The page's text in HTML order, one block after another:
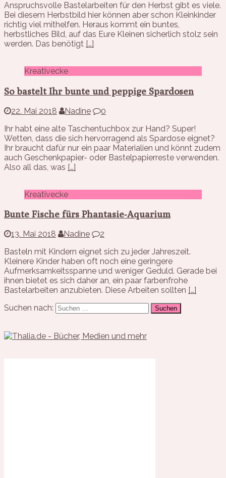
Anspruchsvolle Bastelarbeiten für den Herbst gibt es viele.
Bei diesem Herbstbild hier können aber schon Kleinkinder
richtig viel mithelfen. Heraus kommt ein buntes,
herbstliches Bild, auf das Eure Kleinen sicherlich stolz sein
werden. Das benötigt […]
Kreativecke
So bastelt Ihr bunte und peppige Spardosen
22. Mai 2018 Nadine
0
Ihr habt eine alte Taschentuchbox zur Hand? Super!
Wetten, dass die sich hervorragend als Spardose eignet?
Ihr braucht dafür nur ein paar Materialien und könnt zudem
auch Geschenkpapier- oder Bastelpapierreste verwenden.
Also all das, was […]
Kreativecke
Bunte Fische fürs Phantasie-Aquarium
13. Mai 2018 Nadine
2
Basteln mit Kindern eignet sich zu jeder Jahreszeit.
Kleinere Kinder haben oft noch eine geringere
Aufmerksamkeitsspanne und weniger Geduld. Gerade bei
ihnen bietet es sich daher an, ein paar farbenfrohe
Bastelarbeiten anzubieten. Diese Arbeiten sollten […]
Suchen nach: